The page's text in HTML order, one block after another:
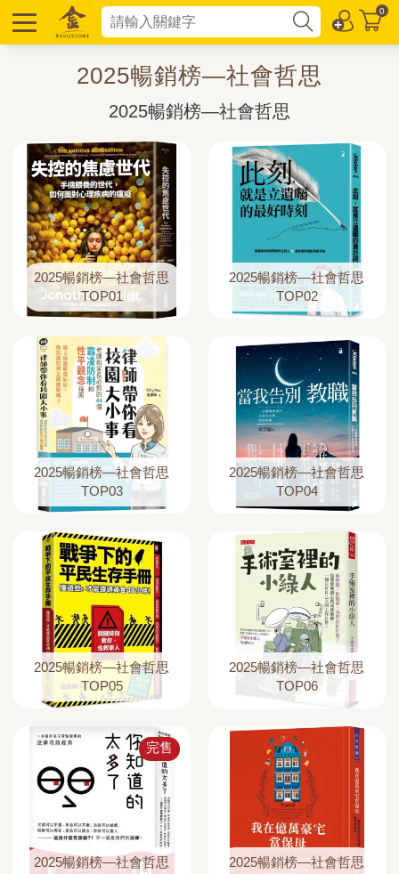
0
2025暢銷榜—社會哲思
2025暢銷榜—社會哲思
2025暢銷榜—社會哲思
TOP01
2025暢銷榜—社會哲思
TOP02
2025暢銷榜—社會哲思
TOP03
2025暢銷榜—社會哲思
TOP04
2025暢銷榜—社會哲思
TOP05
2025暢銷榜—社會哲思
TOP06
完售
2025暢銷榜—社會哲思
2025暢銷榜—社會哲思